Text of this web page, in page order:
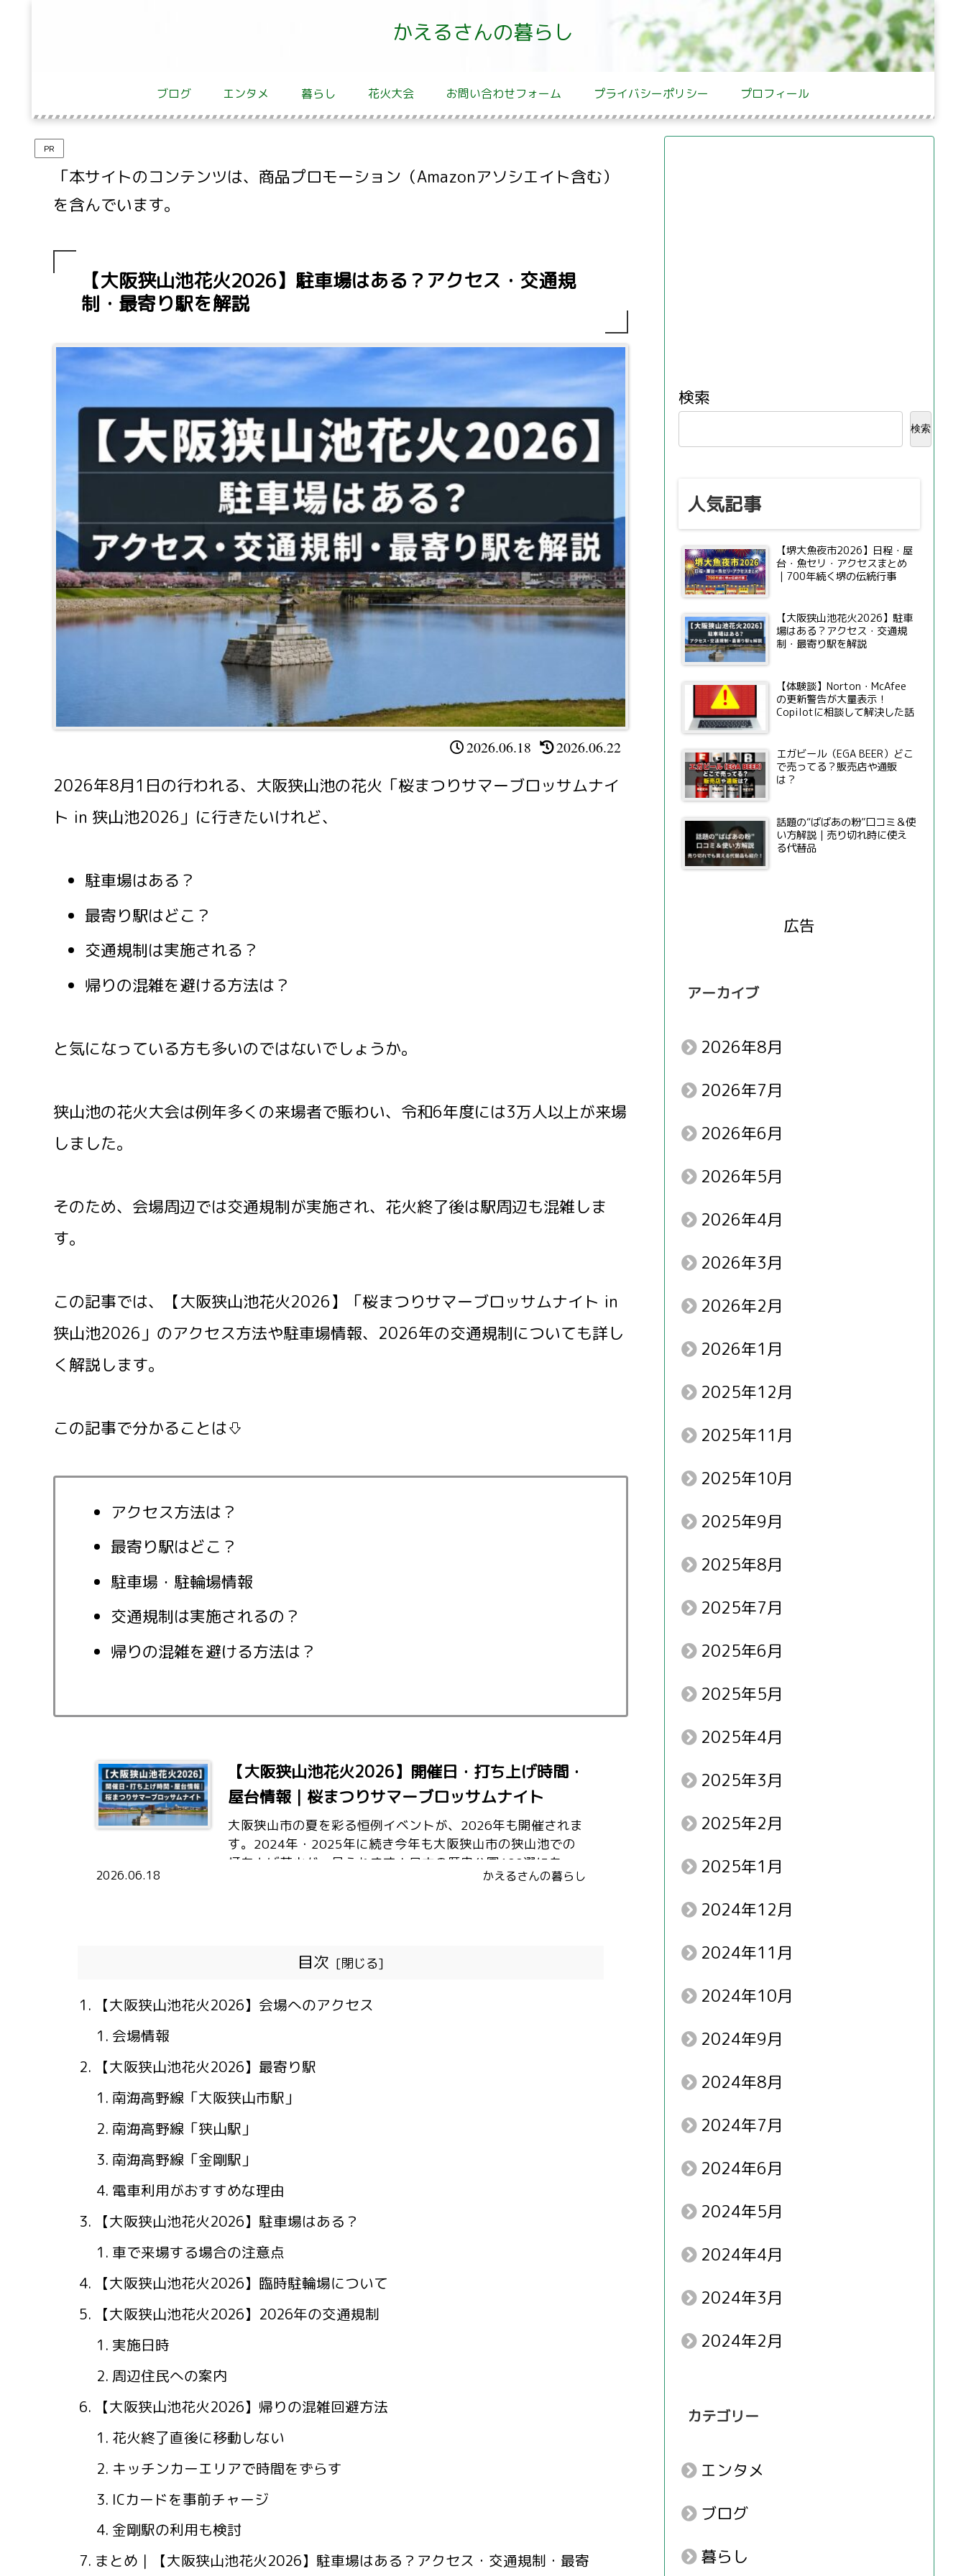
かえるさんの暮らし
ブログ エンタメ 暮らし 花火大会 お問い合わせフォーム プライバシーポリシー プロフィール
PR
「本サイトのコンテンツは、商品プロモーション（Amazonアソシエイト含む）
を含んでいます。
【大阪狭山池花火2026】駐車場はある？アクセス・交通規
制・最寄り駅を解説
2026.06.18 2026.06.22
2026年8月1日の行われる、大阪狭山池の花火「桜まつりサマーブロッサムナイ
ト in 狭山池2026」に行きたいけれど、
駐車場はある？
最寄り駅はどこ？
交通規制は実施される？
帰りの混雑を避ける方法は？
と気になっている方も多いのではないでしょうか。
狭山池の花火大会は例年多くの来場者で賑わい、令和6年度には3万人以上が来場
しました。
そのため、会場周辺では交通規制が実施され、花火終了後は駅周辺も混雑しま
す。
この記事では、【大阪狭山池花火2026】「桜まつりサマーブロッサムナイト in
狭山池2026」のアクセス方法や駐車場情報、2026年の交通規制についても詳し
く解説します。
この記事で分かることは⇩
アクセス方法は？
最寄り駅はどこ？
駐車場・駐輪場情報
交通規制は実施されるの？
帰りの混雑を避ける方法は？
【大阪狭山池花火2026】開催日・打ち上げ時間・
屋台情報｜桜まつりサマーブロッサムナイト
大阪狭山市の夏を彩る恒例イベントが、2026年も開催されま
す。2024年・2025年に続き今年も大阪狭山市の狭山池での
打ち上げ花火が、見られます！日本の歴史公園100選にも選
ばれている狭山池公園は、春には桜の名所として多くの人で
かえるさんの暮らし
2026.06.18
目次
【大阪狭山池花火2026】会場へのアクセス
会場情報
【大阪狭山池花火2026】最寄り駅
南海高野線「大阪狭山市駅」
南海高野線「狭山駅」
南海高野線「金剛駅」
電車利用がおすすめな理由
【大阪狭山池花火2026】駐車場はある？
車で来場する場合の注意点
【大阪狭山池花火2026】臨時駐輪場について
【大阪狭山池花火2026】2026年の交通規制
実施日時
周辺住民への案内
【大阪狭山池花火2026】帰りの混雑回避方法
花火終了直後に移動しない
キッチンカーエリアで時間をずらす
ICカードを事前チャージ
金剛駅の利用も検討
まとめ｜【大阪狭山池花火2026】駐車場はある？アクセス・交通規制・最寄
検索
検索
人気記事
【堺大魚夜市2026】日程・屋
台・魚セリ・アクセスまとめ
｜700年続く堺の伝統行事
【大阪狭山池花火2026】駐車
場はある？アクセス・交通規
制・最寄り駅を解説
【体験談】Norton・McAfee
の更新警告が大量表示！
Copilotに相談して解決した話
エガビール（EGA BEER）どこ
で売ってる？販売店や通販
は？
話題の“ばばあの粉”口コミ＆使
い方解説｜売り切れ時に使え
る代替品
広告
アーカイブ
2026年8月
2026年7月
2026年6月
2026年5月
2026年4月
2026年3月
2026年2月
2026年1月
2025年12月
2025年11月
2025年10月
2025年9月
2025年8月
2025年7月
2025年6月
2025年5月
2025年4月
2025年3月
2025年2月
2025年1月
2024年12月
2024年11月
2024年10月
2024年9月
2024年8月
2024年7月
2024年6月
2024年5月
2024年4月
2024年3月
2024年2月
カテゴリー
エンタメ
ブログ
暮らし